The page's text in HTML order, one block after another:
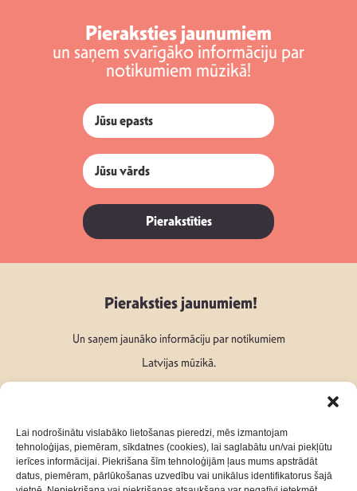
Lai nodrošinātu vislabāko lietošanas pieredzi, mēs izmantojam
tehnoloģijas, piemēram, sīkdatnes (cookies), lai saglabātu un/vai piekļūtu
ierīces informācijai. Piekrišana šīm tehnoloģijām ļaus mums apstrādāt
datus, piemēram, pārlūkošanas uzvedību vai unikālus identifikatorus šajā
Pieraksties jaunumiem
un saņem svarīgāko informāciju par
notikumiem mūzikā!
Pierakstīties
Pieraksties jaunumiem!
Un saņem jaunāko informāciju par notikumiem
Latvijas mūzikā.
Seko mums: